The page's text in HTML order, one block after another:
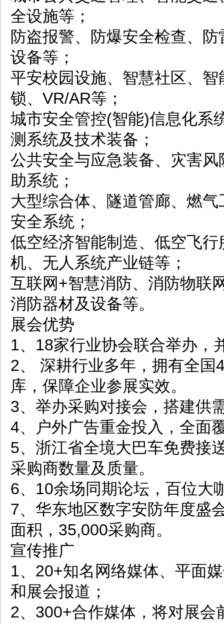
全设施等；
防盗报警、防爆安全检查、
设备等；
平安校园设施、智慧社区、
锁、VR/AR等；
城市安全管控(智能)信息化系
测系统及技术装备；
公共安全与应急装备、灾害
助系统；
大型综合体、隧道管廊、燃
安全系统；
低空经济智能制造、低空飞
机、无人系统产业链等；
互联网+智慧消防、消防物联
消防器材及设备等。
展会优势
1、18家行业协会联合举办，
2、 深耕行业多年，拥有全
库，保障企业参展实效。
3、举办采购对接会，搭建供
4、户外广告重金投入，全面
5、浙江省全境大巴车免费接
采购商数量及质量。
6、10余场同期论坛，百位大
7、华东地区数字安防年度盛
面积，35,000采购商。
宣传推广
1、20+知名网络媒体、平面
和展会报道；
2、300+合作媒体，将对展